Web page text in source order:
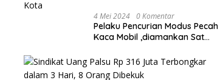
4 Mei 2024 0 Komentar
Pelaku Pencurian Modus Pecah
Kaca Mobil ,diamankan Sat
Kota